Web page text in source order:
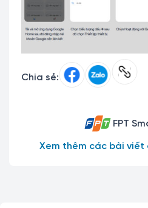
Chia sẻ:
FPT
Xem thêm các bài